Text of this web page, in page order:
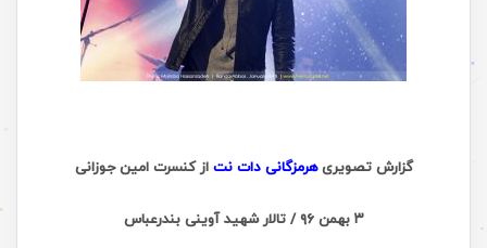
گزارش تصویریهرمزگانی دات نت از کنسرت امین جوزانی
۳ بهمن ۹۶ / تالار شهید آوینی بندرعباس